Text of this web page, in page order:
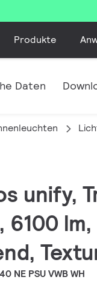
Produkte
Daten
unify,
6100
NE PSU VWB WH